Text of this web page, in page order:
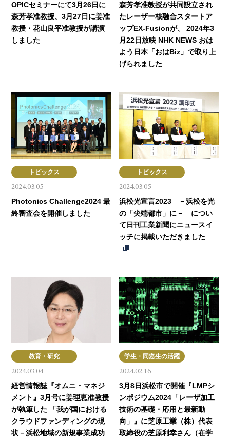
OPICセミナーにて3月26日に
森芳孝准教授、3月27日に姜准
教授・花山良平准教授が講演
しました
森芳孝准教授が共同設立され
たレーザー核融合スタートア
ップEX-Fusionが、 2024年3
月22日放映 NHK NEWS おは
よう日本「おはBiz」で取り上
げられました
トピックス
2024.03.05
Photonics Challenge2024 最
終審査会を開催しました
トピックス
2024.03.05
浜松光宣言2023 －浜松を光
の「尖端都市」に－ につい
て日刊工業新聞にニュースイ
ッチに掲載いただきました
教育・研究
2024.03.04
経営情報誌『オムニ・マネジ
メント』3月号に姜理恵准教授
が執筆した 「我が国における
クラウドファンディングの現
状－浜松地域の新規事業成功
学生・同窓生の活躍
2024.02.16
3月8日浜松市で開催『LMPシ
ンポジウム2024「レーザ加工
技術の基礎・応用と最新動
向」』に芝原工業（株）代表
取締役の芝原利幸さん（在学